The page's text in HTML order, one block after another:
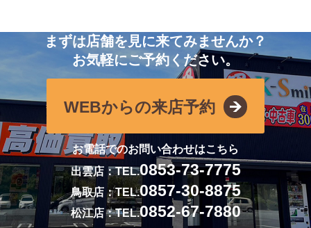
まずは店舗を見に来てみませんか？
お気軽にご予約ください。
WEBからの来店予約
お電話でのお問い合わせはこちら
出雲店：TEL.0853-73-7775
鳥取店：TEL.0857-30-8875
松江店：TEL.0852-67-7880